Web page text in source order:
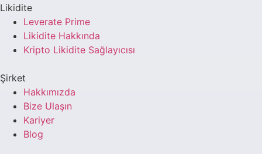
Likidite
Leverate Prime
Likidite Hakkında
Kripto Likidite Sağlayıcısı
Şirket
Hakkımızda
Bize Ulaşın
Kariyer
Blog